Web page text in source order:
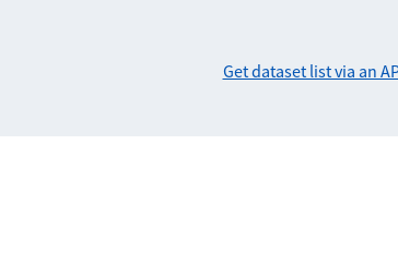
Get dataset list via an